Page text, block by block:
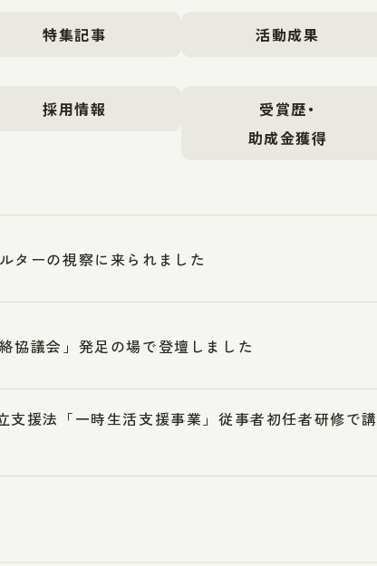
特集記事 活動成果
採用情報
受賞歴・
助成金獲得
ターの視察に来られました
協議会」発足の場で登壇しました
支援法「一時生活支援事業」従事者初任者研修で講